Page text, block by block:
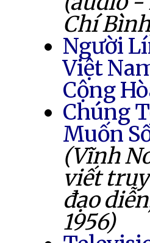
Chí
Người
Việt
Cộng
Chúng
Muốn
(Vĩnh
viết
đạo
1956)